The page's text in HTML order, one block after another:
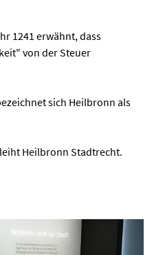
1241 erwähnt, dass
von der Steuer
sich Heilbronn als
Heilbronn Stadtrecht.